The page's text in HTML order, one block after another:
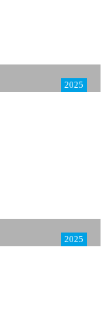
2025
2025